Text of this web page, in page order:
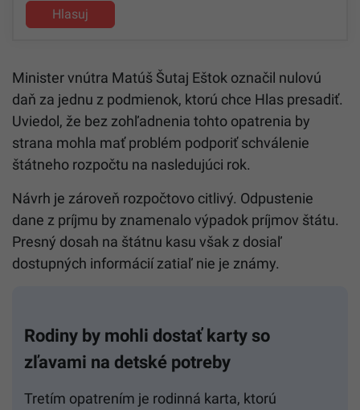
Hlasuj
Minister vnútra Matúš Šutaj Eštok označil nulovú
daň za jednu z podmienok, ktorú chce Hlas presadiť.
Uviedol, že bez zohľadnenia tohto opatrenia by
strana mohla mať problém podporiť schválenie
štátneho rozpočtu na nasledujúci rok.
Návrh je zároveň rozpočtovo citlivý. Odpustenie
dane z príjmu by znamenalo výpadok príjmov štátu.
Presný dosah na štátnu kasu však z dosiaľ
dostupných informácií zatiaľ nie je známy.
Rodiny by mohli dostať karty so
zľavami na detské potreby
Tretím opatrením je rodinná karta, ktorú